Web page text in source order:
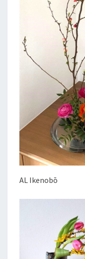
AL Ikenobō